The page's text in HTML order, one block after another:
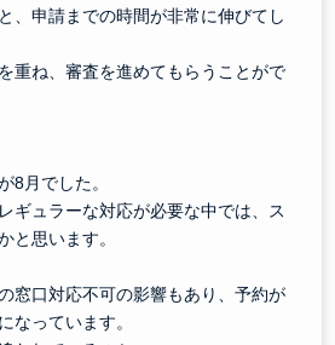
、申請までの時間が非常に伸びてし
重ね、審査を進めてもらうことがで
8月でした。
ギュラーな対応が必要な中では、ス
と思います。
窓口対応不可の影響もあり、予約が
なっています。